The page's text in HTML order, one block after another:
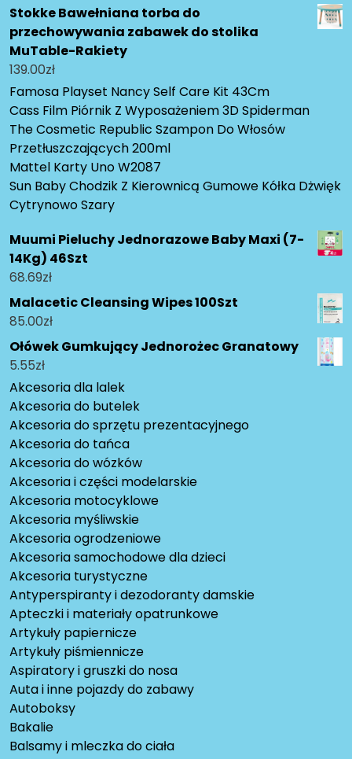
Stokke Bawełniana torba do
przechowywania zabawek do stolika
MuTable-Rakiety
139.00zł
Famosa Playset Nancy Self Care Kit 43Cm
Cass Film Piórnik Z Wyposażeniem 3D Spiderman
The Cosmetic Republic Szampon Do Włosów
Przetłuszczających 200ml
Mattel Karty Uno W2087
Sun Baby Chodzik Z Kierownicą Gumowe Kółka Dżwięk
Cytrynowo Szary
Muumi Pieluchy Jednorazowe Baby Maxi (7-
14Kg) 46Szt
68.69zł
Malacetic Cleansing Wipes 100Szt
85.00zł
Ołówek Gumkujący Jednorożec Granatowy
5.55zł
Akcesoria dla lalek
Akcesoria do butelek
Akcesoria do sprzętu prezentacyjnego
Akcesoria do tańca
Akcesoria do wózków
Akcesoria i części modelarskie
Akcesoria motocyklowe
Akcesoria myśliwskie
Akcesoria ogrodzeniowe
Akcesoria samochodowe dla dzieci
Akcesoria turystyczne
Antyperspiranty i dezodoranty damskie
Apteczki i materiały opatrunkowe
Artykuły papiernicze
Artykuły piśmiennicze
Aspiratory i gruszki do nosa
Auta i inne pojazdy do zabawy
Autoboksy
Bakalie
Balsamy i mleczka do ciała